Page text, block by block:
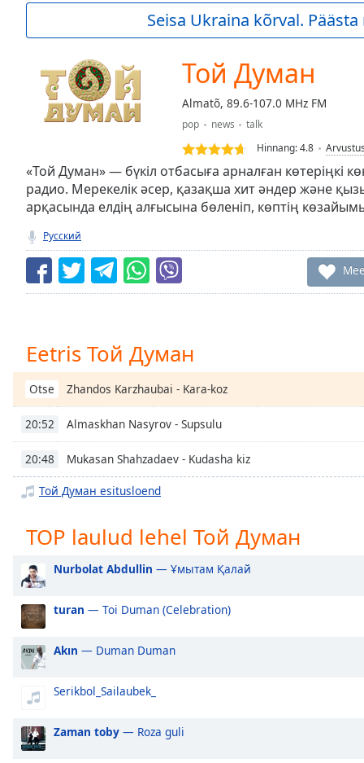
Current
Loaded:
Seek to
currently
behind
LIVE
Remaining
Time-
Chapters
Chapters
Descriptions
descriptions
off,
selected
Subtitles
subtitles
settings,
subtitles
settings
dialog
subtitles
selected
Audio
Track
Seisa Ukraina kõrval.
Той Думан
Almatõ, 89.6-107.0 MHz FM
pop news
talk
Hinnang:4.8
«Той Думан» — бүкіл отбасыға арналған көтеріңкі
радио. Мерекелік әсер, қазақша хит әндер және
арқасында елдің алғысына бөленіп, көптің
Русский
Eetris Той Думан
Otse Zhandos Karzhaubai - Kara-koz
20:52 Almaskhan Nasyrov - Supsulu
20:48 Mukasan Shahzadaev - Kudasha kiz
Той Думан esitusloend
TOP laulud lehel Той Думан
Nurbolat Abdullin — Ұмытам Қалай
turan — Toi Duman (Celebration)
Akın — Duman Duman
Serikbol_Sailaubek_
Zaman toby — Roza guli